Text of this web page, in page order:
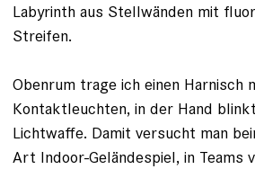
Labyrinth aus Stellwänden mit
Streifen.
Obenrum trage ich einen Harnisch
Kontaktleuchten, in der Hand
Lichtwaffe. Damit versucht man
Art Indoor-Geländespiel, in Teams